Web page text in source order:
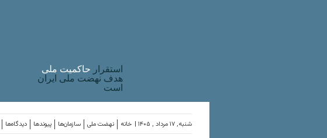
استقرار حاکميت ملی
هدف نهضت ملی ایران
است
دیدگاه‌ها پیوندها سازمان‌ها نهضت ملی خانه شنبه, ۱۷ مرداد , ۱۴۰۵ |